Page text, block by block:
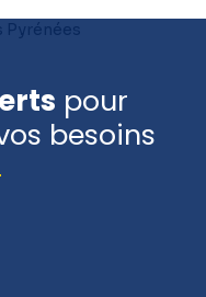
pour
besoins